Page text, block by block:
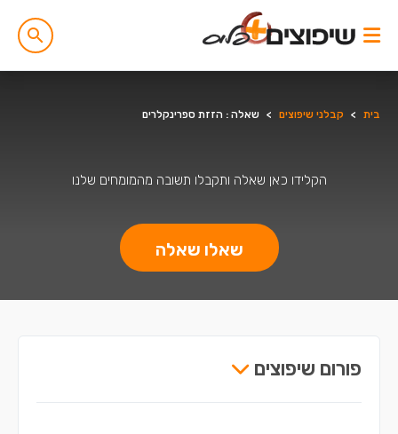
בית > קבלני שיפוצים > שאלה : הזזת ספרינקלרים
הקלידו כאן שאלה ותקבלו תשובה מהמומחים שלנו
שאלו שאלה
פורום שיפוצים